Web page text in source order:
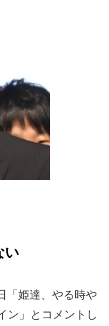
い
「姫達、やる時や
」とコメントし